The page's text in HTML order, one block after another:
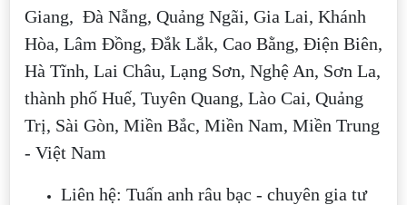
Giang, Đà Nẵng, Quảng Ngãi, Gia Lai, Khánh
Hòa, Lâm Đồng, Đắk Lắk, Cao Bằng, Điện Biên,
Hà Tĩnh, Lai Châu, Lạng Sơn, Nghệ An, Sơn La,
thành phố Huế, Tuyên Quang, Lào Cai, Quảng
Trị, Sài Gòn, Miền Bắc, Miền Nam, Miền Trung
- Việt Nam
Liên hệ: Tuấn anh râu bạc - chuyên gia tư